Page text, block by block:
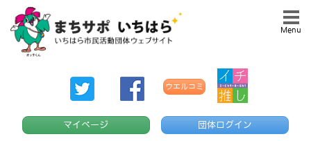
マイページ 団体ログイン
ウエルコミ
Menu